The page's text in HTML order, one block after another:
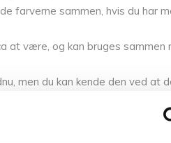
farverne sammen, hvis du har
være, og kan bruges sammen
men du kan kende den ved at
du de andre garner som